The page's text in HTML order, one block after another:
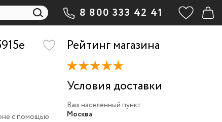
8 800 333 42 41
с помощью
Рейтинг магазина
Условия доставки
Ваш населенный пункт:
Москва